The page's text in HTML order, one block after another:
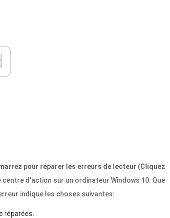
pour réparer les erreurs de lecteur (Cliquez
centre d'action sur un ordinateur Windows 10. Que
indique les choses suivantes:
réparées.